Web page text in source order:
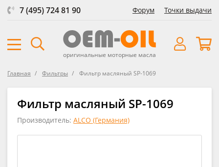
7 (495) 724 81 90 Форум Точки выдачи
оригинальные моторные масла
Главная Фильтры Фильтр масляный SP-1069
Фильтр масляный SP-1069
Производитель: ALCO (Германия)